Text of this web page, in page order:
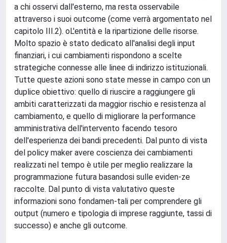
a chi osservi dall'esterno, ma resta osservabile
attraverso i suoi outcome (come verrà argomentato nel
capitolo III.2). oL'entità e la ripartizione delle risorse.
Molto spazio è stato dedicato all'analisi degli input
finanziari, i cui cambiamenti rispondono a scelte
strategiche connesse alle linee di indirizzo istituzionali.
Tutte queste azioni sono state messe in campo con un
duplice obiettivo: quello di riuscire a raggiungere gli
ambiti caratterizzati da maggior rischio e resistenza al
cambiamento, e quello di migliorare la performance
amministrativa dell'intervento facendo tesoro
dell'esperienza dei bandi precedenti. Dal punto di vista
del policy maker avere coscienza dei cambiamenti
realizzati nel tempo è utile per meglio realizzare la
programmazione futura basandosi sulle eviden-ze
raccolte. Dal punto di vista valutativo queste
informazioni sono fondamen-tali per comprendere gli
output (numero e tipologia di imprese raggiunte, tassi di
successo) e anche gli outcome.